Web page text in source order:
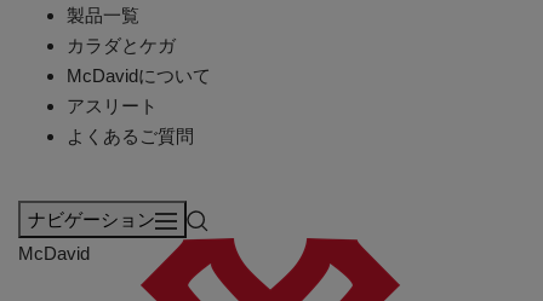
製品一覧
カラダとケガ
McDavidについて
アスリート
よくあるご質問
ナビゲーション
McDavid